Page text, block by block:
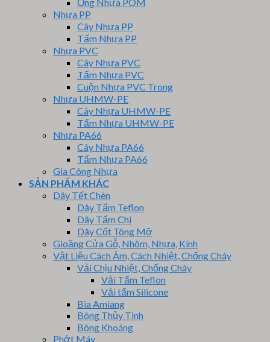
Ống Nhựa POM
Nhựa PP
Cây Nhựa PP
Tấm Nhựa PP
Nhựa PVC
Cây Nhựa PVC
Tấm Nhựa PVC
Cuộn Nhựa PVC Trong
Nhựa UHMW-PE
Cây Nhựa UHMW-PE
Tấm Nhựa UHMW-PE
Nhựa PA66
Cây Nhựa PA66
Tấm Nhựa PA66
Gia Công Nhựa
SẢN PHẨM KHÁC
Dây Tết Chèn
Dây Tẩm Teflon
Dây Tẩm Chì
Dây Cốt Tông Mỡ
Gioăng Cửa Gỗ, Nhôm, Nhựa, Kính
Vật Liệu Cách Âm, Cách Nhiệt, Chống Cháy
Vải Chịu Nhiệt, Chống Cháy
Vải Tẩm Teflon
Vải tẩm Silicone
Bìa Amiang
Bông Thủy Tinh
Bông Khoáng
Phớt Máy